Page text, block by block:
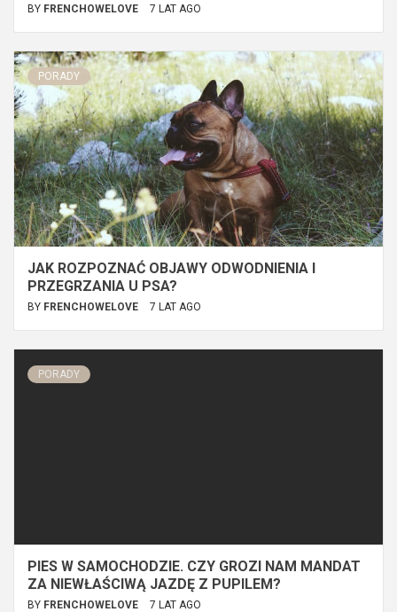
BY FRENCHOWELOVE 7 LAT AGO
PORADY
JAK ROZPOZNAĆ OBJAWY ODWODNIENIA I
PRZEGRZANIA U PSA?
BY FRENCHOWELOVE 7 LAT AGO
PORADY
PIES W SAMOCHODZIE. CZY GROZI NAM MANDAT
ZA NIEWŁAŚCIWĄ JAZDĘ Z PUPILEM?
BY FRENCHOWELOVE 7 LAT AGO